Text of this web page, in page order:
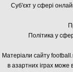
Суб'єкт у сфері
Політика у
Матеріали сайту
в азартних іграх може